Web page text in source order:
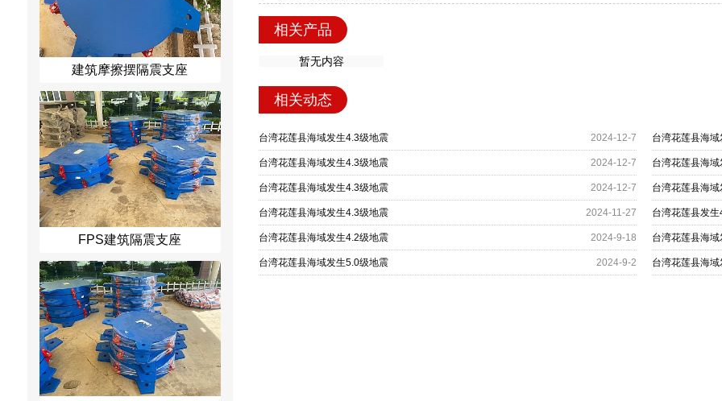
建筑摩擦摆隔震支座
FPS建筑隔震支座
相关产品
暂无内容
相关动态
台湾花莲县海域发生4.3级地震 2024-12-7 台湾花莲县海
台湾花莲县海域发生4.3级地震 2024-12-7 台湾花莲县海
台湾花莲县海域发生4.3级地震 2024-12-7 台湾花莲县海
台湾花莲县海域发生4.3级地震 2024-11-27 台湾花莲县发
台湾花莲县海域发生4.2级地震 2024-9-18 台湾花莲县海
台湾花莲县海域发生5.0级地震 2024-9-2 台湾花莲县海